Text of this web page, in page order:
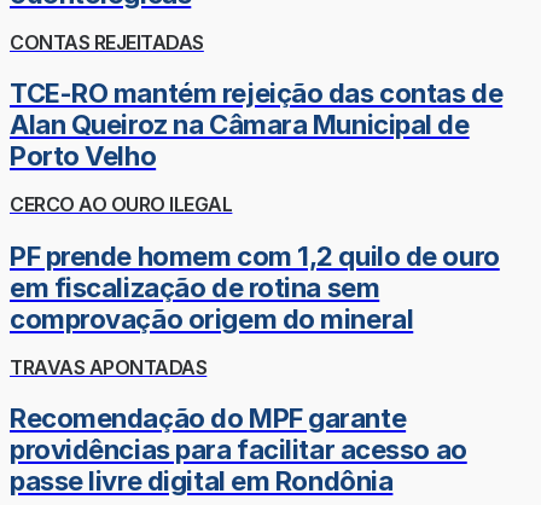
CONTAS REJEITADAS
TCE-RO mantém rejeição das contas de
Alan Queiroz na Câmara Municipal de
Porto Velho
CERCO AO OURO ILEGAL
PF prende homem com 1,2 quilo de ouro
em fiscalização de rotina sem
comprovação origem do mineral
TRAVAS APONTADAS
Recomendação do MPF garante
providências para facilitar acesso ao
passe livre digital em Rondônia